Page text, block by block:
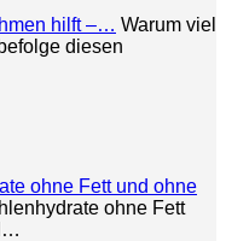
hilft –… Warum viel
diesen
ohne Fett und ohne
ohne Fett